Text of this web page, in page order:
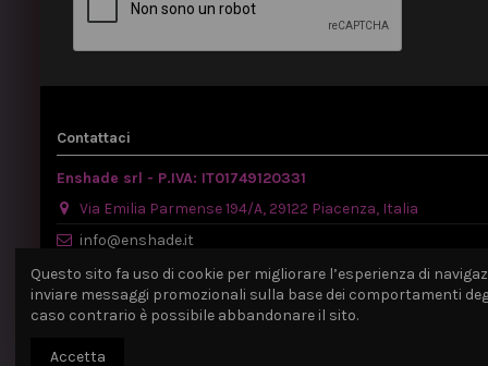
Contattaci
Enshade srl - P.IVA: IT01749120331
Via Emilia Parmense 194/A, 29122 Piacenza, Italia
info@enshade.it
P.IVA: IT01749120331
Questo sito fa uso di cookie per migliorare l’esperienza di
inviare messaggi promozionali sulla base dei comportamenti
caso contrario è possibile abbandonare il sito.
Accetta